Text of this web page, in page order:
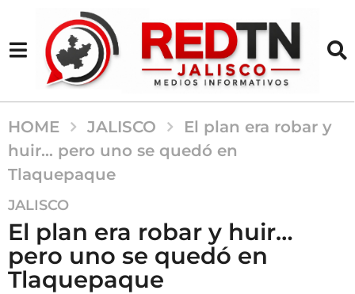
HOME JALISCO
El plan era robar y
huir… pero uno se quedó en
Tlaquepaque
5
m
e
s
e
JALISCO
El plan era robar y huir…
pero uno se quedó en
Tlaquepaque